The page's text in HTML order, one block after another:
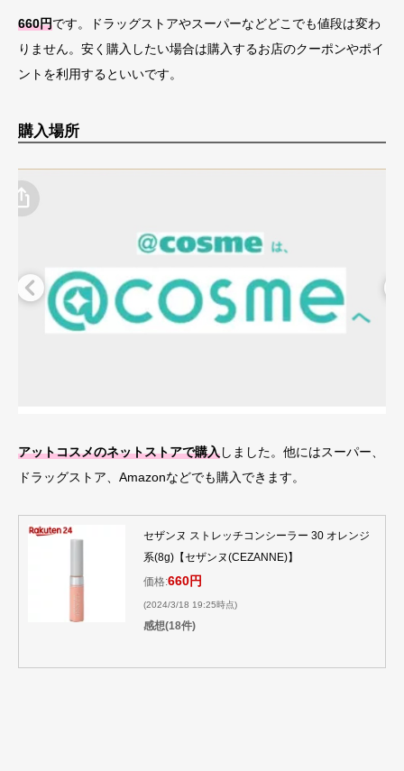
660円です。ドラッグストアやスーパーなどどこでも値段は変わ
りません。安く購入したい場合は購入するお店のクーポンやポイ
ントを利用するといいです。
購入場所
アットコスメのネットストアで購入しました。他にはスーパー、
ドラッグストア、Amazonなどでも購入できます。
セザンヌ ストレッチコンシーラー 30 オレンジ
系(8g)【セザンヌ(CEZANNE)】
価格:660円
(2024/3/18 19:25時点)
感想(18件)